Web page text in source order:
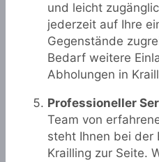
und leicht
jederzeit auf Ihre
Gegenstände
Bedarf weitere
Abholungen in
Professioneller
Team von
steht Ihnen bei der
Krailling zur Seite.